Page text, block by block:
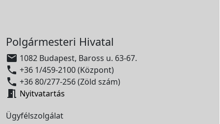
Polgármesteri Hivatal
 1082 Budapest, Baross u. 63-67.
 +36 1/459-2100 (Központ)
 +36 80/277-256 (Zöld szám)
 Nyitvatartás
Ügyfélszolgálat